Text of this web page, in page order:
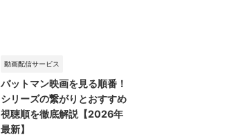
動画配信サービス
バットマン映画を見る順番！
シリーズの繋がりとおすすめ
視聴順を徹底解説【2026年
最新】